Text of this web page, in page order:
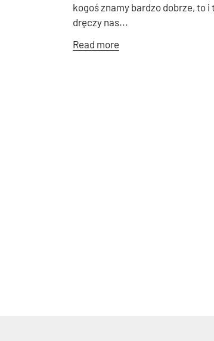
kogoś znamy bardzo dobrze, to i
dręczy nas...
Read more